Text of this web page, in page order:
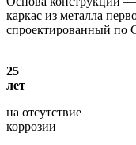
каркас из металла
спроектированный
25
лет
на отсутствие
коррозии